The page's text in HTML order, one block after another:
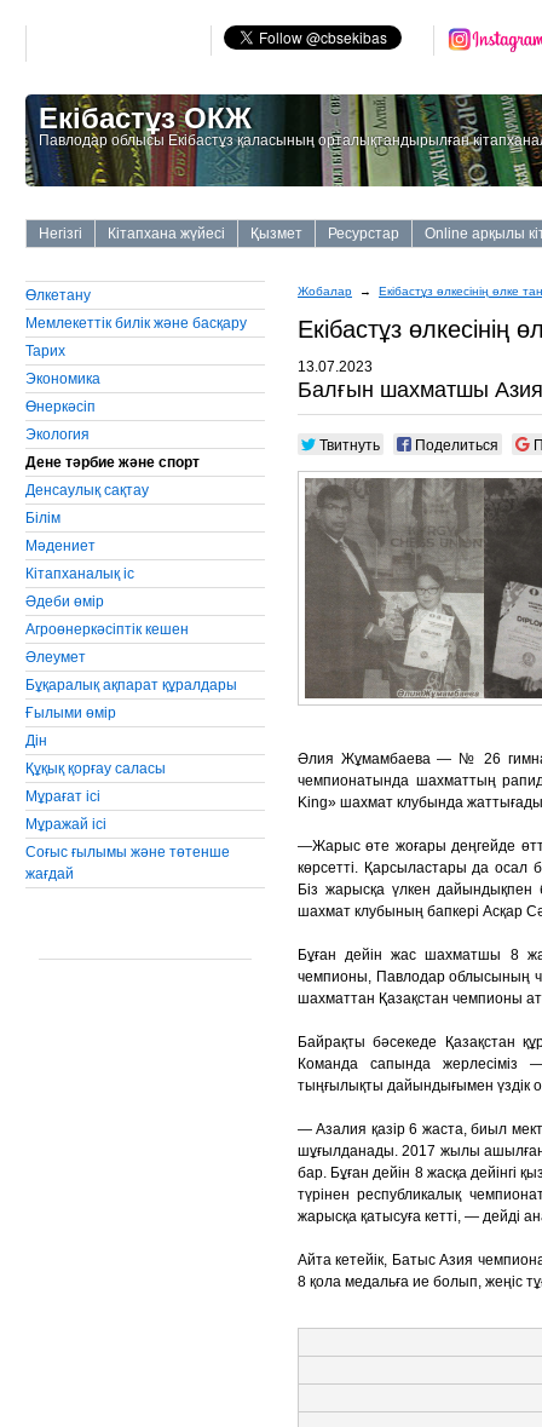
Екібастұз ОКЖ
Павлодар облысы Екібастұз қаласының орталықтандырылған
Негізгі Кітапхана жүйесі Қызмет Ресурстар Online арқылы
Өлкетану
Мемлекеттiк билiк және басқару
Тарих
Экономика
Өнеркәсiп
Экология
Дене тәрбие және спорт
Денсаулық сақтау
Бiлiм
Мәдениет
Кiтапханалық iс
Әдеби өмiр
Агроөнеркәсiптiк кешен
Әлеумет
Бұқаралық ақпарат құралдары
Ғылыми өмір
Дін
Құқық қорғау саласы
Мұрағат ісі
Мұражай ісі
Соғыс ғылымы және төтенше
жағдай
Жобалар → Екiбастұз өлкесiнiң өлке
Екiбастұз өлкесiнiң
13.07.2023
Балғын шахматшы
Твитнуть Поделиться
Әлия Жұмамбаева — № 26
чемпионатында шахматтың рапид
King» шахмат клубында
—Жарыс өте жоғары деңгейде
көрсетті. Қарсыластары да осал
Біз жарысқа үлкен дайындықпен
шахмат клубының бапкері Асқар
Бұған дейін жас шахматшы 8
чемпионы, Павлодар облысының
шахматтан Қазақстан чемпионы
Байрақты бәсекеде Қазақстан
Команда сапында
тыңғылықты дайындығымен үздік
— Азалия қазір 6 жаста, биыл
шұғылданады. 2017 жылы
бар. Бұған дейін 8 жасқа
түрінен республикалық
жарысқа қатысуға кетті, — дейді
Айта кетейік, Батыс Азия
8 қола медальға ие болып, жеңіс